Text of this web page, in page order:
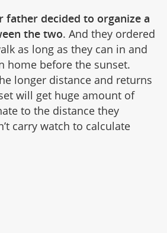
father decided to organize a
the two. And they ordered
as long as they can in and
home before the sunset.
longer distance and returns
will get huge amount of
to the distance they
carry watch to calculate